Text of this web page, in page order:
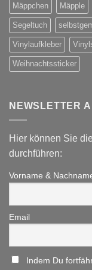
Mäppchen Mäpple
Segeltuch
Vinylaufkleber
Weihnachtssticker
NEWSLETTER
Hier können Sie
durchführen:
Vorname &
Email
Indem Du